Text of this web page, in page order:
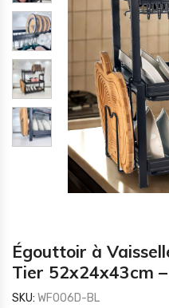
Égouttoir à
SKU: WF006D-BL